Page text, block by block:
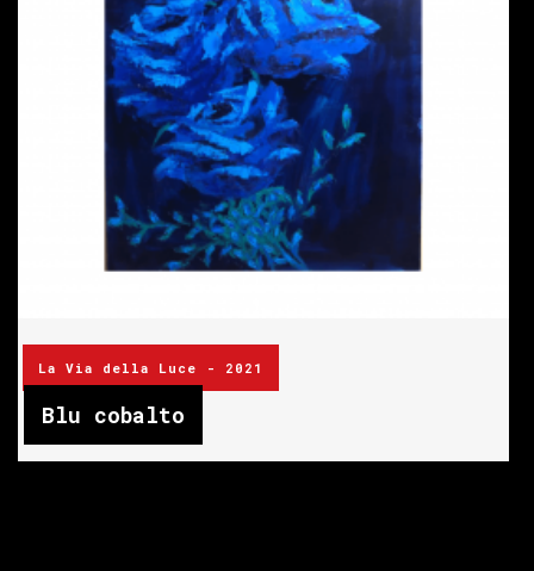
La Via della Luce - 2021
Blu cobalto